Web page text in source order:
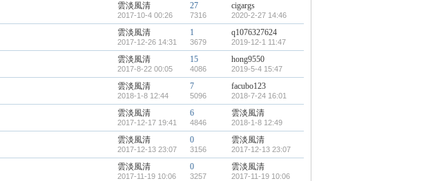
雲淡風清
2017-10-4 00:26
27
7316
cigargs
2020-2-27 14:46
雲淡風清
2017-12-26 14:31
1
3679
q1076327624
2019-12-1 11:47
雲淡風清
2017-8-22 00:05
15
4086
hong9550
2019-5-4 15:47
雲淡風清
2018-1-8 12:44
7
5096
facubo123
2018-7-24 16:01
雲淡風清
2017-12-17 19:41
6
4846
雲淡風清
2018-1-8 12:49
雲淡風清
2017-12-13 23:07
0
3156
雲淡風清
2017-12-13 23:07
雲淡風清
2017-11-19 10:06
0
3257
雲淡風清
2017-11-19 10:06